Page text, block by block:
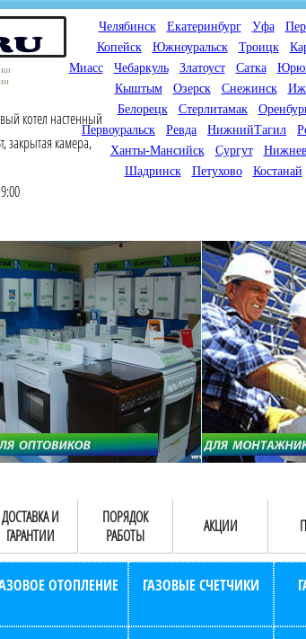
Челябинск Екатеринбург Уфа
Копейск
Южноуральск Троицк
Миасс
Чебаркуль Златоуст Сатка
Кыштым
Озерск Снежинск
Белорецк
Стерлитамак
Первоуральск
Ревда НижнийТагил
Ханты-Мансийск
Сургут
Шадринск
Петухово Костанай
котел настенный
закрытая камера,
продаем газовые котлы
отопления,
счетчики
с доставкой по городам
и Казахстана
Мы
снабжении
газового
Предлагаем
ассортимент
открытия
оборудования
городе. Мы
продаваться.
ДОСТАВКА И
ГАРАНТИИ
ПОРЯДОК
РАБОТЫ
АКЦИИ
ОТОПЛЕНИЕ ГАЗОВЫЕ СЧЕТЧИКИ